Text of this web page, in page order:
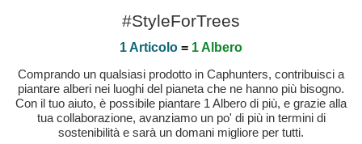
#StyleForTrees
1 Articolo = 1 Albero
Comprando un qualsiasi prodotto in Caphunters, contribuisci a
piantare alberi nei luoghi del pianeta che ne hanno più bisogno.
Con il tuo aiuto, è possibile piantare 1 Albero di più, e grazie alla
tua collaborazione, avanziamo un po' di più in termini di
sostenibilità e sarà un domani migliore per tutti.